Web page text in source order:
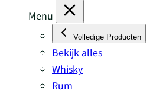
Menu
Volledige Producten
Bekijk alles
Whisky
Rum